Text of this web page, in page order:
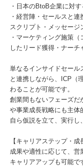
・日本のBtoB企業に対
・経営陣・セールスと
スクリプト・メッセージ
・マーケティング施策
したリード獲得・ナーチ
単なるインサイドセール
と連携しながら、ICP（
わることが可能です。
創業間もないフェーズだ
や事業成長戦略にも主体
自ら仮説を立て、実行し
【キャリアステップ・成
成果や適性に応じて、
キャリアアップも可能で